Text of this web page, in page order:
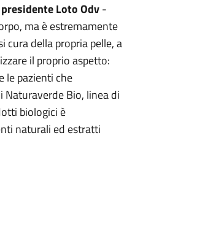
Loto Odv-
ma è estremamente
della propria pelle, a
il proprio aspetto:
le pazienti che
Bio, linea di
biologici è
naturali ed estratti